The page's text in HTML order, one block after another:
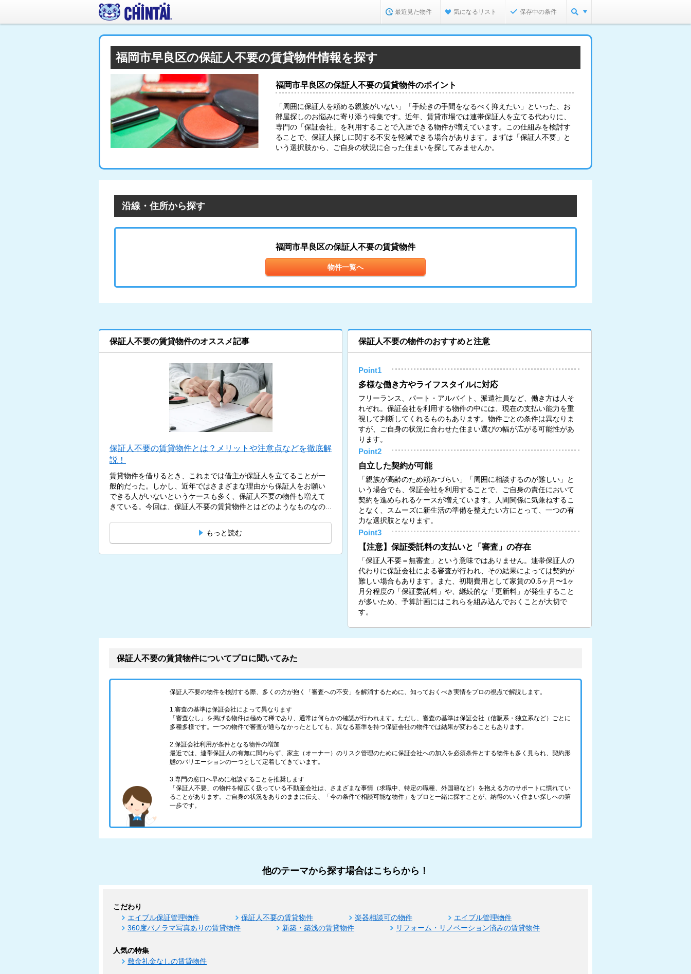
最近見た物件 気になるリスト 保存中の条件
福岡市早良区の保証人不要の賃貸物件情報を探す
福岡市早良区の保証人不要の賃貸物件のポイント
「周囲に保証人を頼める親族がいない」「手続きの手間をなるべく抑えたい」といった、お
部屋探しのお悩みに寄り添う特集です。近年、賃貸市場では連帯保証人を立てる代わりに、
専門の「保証会社」を利用することで入居できる物件が増えています。この仕組みを検討す
ることで、保証人探しに関する不安を軽減できる場合があります。まずは「保証人不要」と
いう選択肢から、ご自身の状況に合った住まいを探してみませんか。
沿線・住所から探す
福岡市早良区の保証人不要の賃貸物件
物件一覧へ
保証人不要の賃貸物件のオススメ記事
保証人不要の賃貸物件とは？メリットや注意点などを徹底解
説！
賃貸物件を借りるとき、これまでは借主が保証人を立てることが一
般的だった。しかし、近年ではさまざまな理由から保証人をお願い
できる人がいないというケースも多く、保証人不要の物件も増えて
きている。今回は、保証人不要の賃貸物件とはどのようなものなの...
もっと読む
保証人不要の物件のおすすめと注意
Point1
多様な働き方やライフスタイルに対応
フリーランス、パート・アルバイト、派遣社員など、働き方は人そ
れぞれ。保証会社を利用する物件の中には、現在の支払い能力を重
視して判断してくれるものもあります。物件ごとの条件は異なりま
すが、ご自身の状況に合わせた住まい選びの幅が広がる可能性があ
ります。
Point2
自立した契約が可能
「親族が高齢のため頼みづらい」「周囲に相談するのが難しい」と
いう場合でも、保証会社を利用することで、ご自身の責任において
契約を進められるケースが増えています。人間関係に気兼ねするこ
となく、スムーズに新生活の準備を整えたい方にとって、一つの有
力な選択肢となります。
Point3
【注意】保証委託料の支払いと「審査」の存在
「保証人不要＝無審査」という意味ではありません。連帯保証人の
代わりに保証会社による審査が行われ、その結果によっては契約が
難しい場合もあります。また、初期費用として家賃の0.5ヶ月〜1ヶ
月分程度の「保証委託料」や、継続的な「更新料」が発生すること
が多いため、予算計画にはこれらを組み込んでおくことが大切で
す。
保証人不要の賃貸物件についてプロに聞いてみた
保証人不要の物件を検討する際、多くの方が抱く「審査への不安」を解消するために、知っておくべき実情をプロの視点で解説します。
1.審査の基準は保証会社によって異なります
「審査なし」を掲げる物件は極めて稀であり、通常は何らかの確認が行われます。ただし、審査の基準は保証会社（信販系・独立系など）ごとに
多種多様です。一つの物件で審査が通らなかったとしても、異なる基準を持つ保証会社の物件では結果が変わることもあります。
2.保証会社利用が条件となる物件の増加
最近では、連帯保証人の有無に関わらず、家主（オーナー）のリスク管理のために保証会社への加入を必須条件とする物件も多く見られ、契約形
態のバリエーションの一つとして定着してきています。
3.専門の窓口へ早めに相談することを推奨します
「保証人不要」の物件を幅広く扱っている不動産会社は、さまざまな事情（求職中、特定の職種、外国籍など）を抱える方のサポートに慣れてい
ることがあります。ご自身の状況をありのままに伝え、「今の条件で相談可能な物件」をプロと一緒に探すことが、納得のいく住まい探しへの第
一歩です。
他のテーマから探す場合はこちらから！
こだわり
エイブル保証管理物件 保証人不要の賃貸物件 楽器相談可の物件
エイブル管理物件
360度パノラマ写真ありの賃貸物件
新築・築浅の賃貸物件 リフォーム・リノベーション済みの賃貸物件
人気の特集
敷金礼金なしの賃貸物件